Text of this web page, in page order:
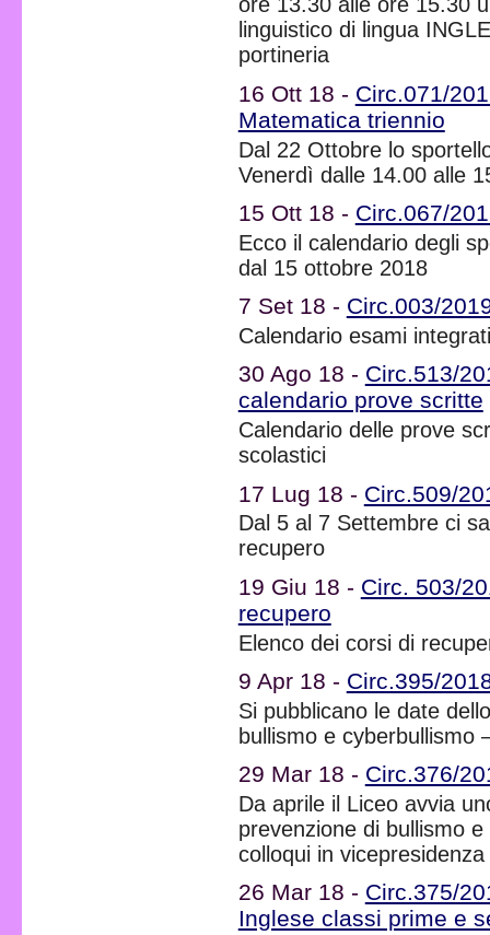
ore 13.30 alle ore 15.30
linguistico di lingua
portineria
16 Ott 18 - Circ.071/
Matematica triennio
Dal 22 Ottobre lo
Venerdì dalle 14.00 alle
15 Ott 18 - Circ.067/
Ecco il calendario degli
dal 15 ottobre 2018
7 Set 18 - Circ.003/
Calendario esami
30 Ago 18 - Circ.513/
calendario prove scritte
Calendario delle prove
scolastici
17 Lug 18 - Circ.509/
Dal 5 al 7 Settembre ci
recupero
19 Giu 18 - Circ. 503/
recupero
Elenco dei corsi di
9 Apr 18 - Circ.395/
Si pubblicano le date
bullismo e cyberbullismo
29 Mar 18 - Circ.376/
Da aprile il Liceo avvia
prevenzione di bullismo
colloqui in vicepresidenza
26 Mar 18 - Circ.375/
Inglese classi prime e